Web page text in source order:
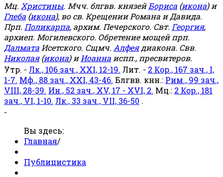
Мц. Христины. Мчч. блгвв. князейБориса (икона) и
Глеба (икона), во св. Крещении Романа и Давида.
Прп. Поликарпа, архим. Печерского. Свт. Георгия,
архиеп. Могилевского. Обретение мощей прп.
Далмата Исетского. Сщмч. Алфеядиакона. Свв.
Николая(икона) иИоанна испп., пресвитеров.
Утр. - Лк., 106 зач., XXI, 12-19. Лит. - 2 Кор., 167 зач., I,
1-7. Мф., 88 зач., XXI, 43-46. Блгвв. кнн.: Рим., 99 зач.,
VIII, 28-39. Ин., 52 зач., XV, 17 - XVI, 2. Мц.: 2 Кор., 181
зач., VI, 1-10. Лк., 33 зач., VII, 36-50 .
-
Вы здесь:
Главная/
Публицистика